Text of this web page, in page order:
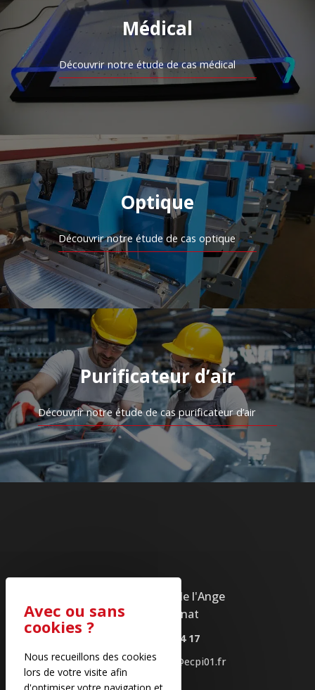
Médical
Découvrir notre étude de cas médical
Optique
Découvrir notre étude de cas optique
Purificateur d’air
Découvrir notre étude de cas purificateur d’air
ZI SUD - Rue de l'Ange
01100 Bellignat
04 74 73 04 17
E-mail : ecpi01@ecpi01.fr
Nous recueillons des cookies
lors de votre visite afin